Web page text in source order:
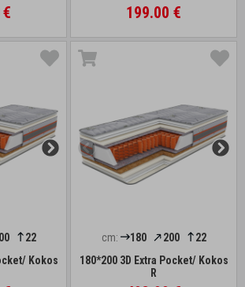
199.00 €
22
Kokos
cm: 180 200
22
180*200 3D Extra Pocket/ Kokos
R